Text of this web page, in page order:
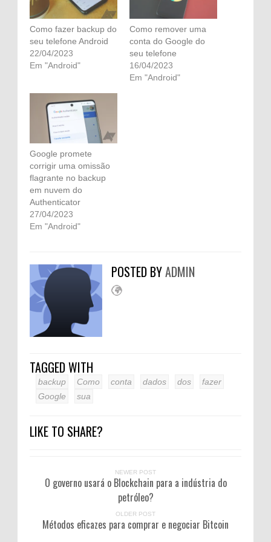
Como fazer backup do
seu telefone Android
22/04/2023
Em "Android"
Como remover uma
conta do Google do
seu telefone
16/04/2023
Em "Android"
Google promete
corrigir uma omissão
flagrante no backup
em nuvem do
Authenticator
27/04/2023
Em "Android"
POSTED BYADMIN
TAGGED WITH
backup Como conta dados dos
fazer
Google
sua
LIKE TO SHARE?
NEWER POST
O governo usará o Blockchain para a indústria do
petróleo?
OLDER POST
Métodos eficazes para comprar e negociar Bitcoin